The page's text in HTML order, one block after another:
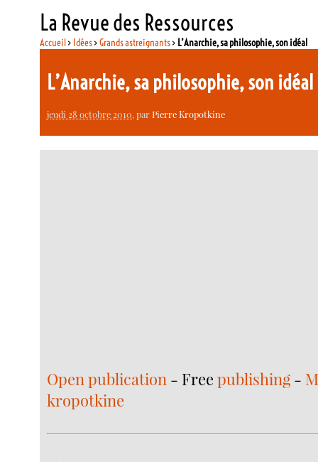
La Revue des Ressources
Accueil> Idées>Grands astreignants> L’Anarchie, sa philosophie, son idéal
L’Anarchie, sa philosophie, son idéal
jeudi 28 octobre 2010, parPierre Kropotkine
Open publication - Freepublishing -
kropotkine